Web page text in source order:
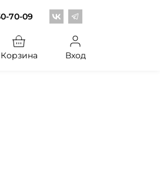
Центр обоев во
Центр обоев в
70-09
Корзина Вход